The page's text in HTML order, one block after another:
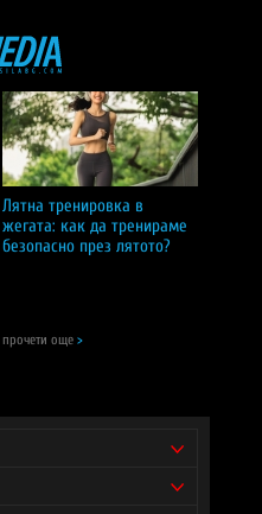
Лятна тренировка в
жегата: как да тренираме
безопасно през лятото?
прочети още >